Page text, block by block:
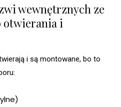
wewnętrznych ze
otwierania i
i są montowane, bo to